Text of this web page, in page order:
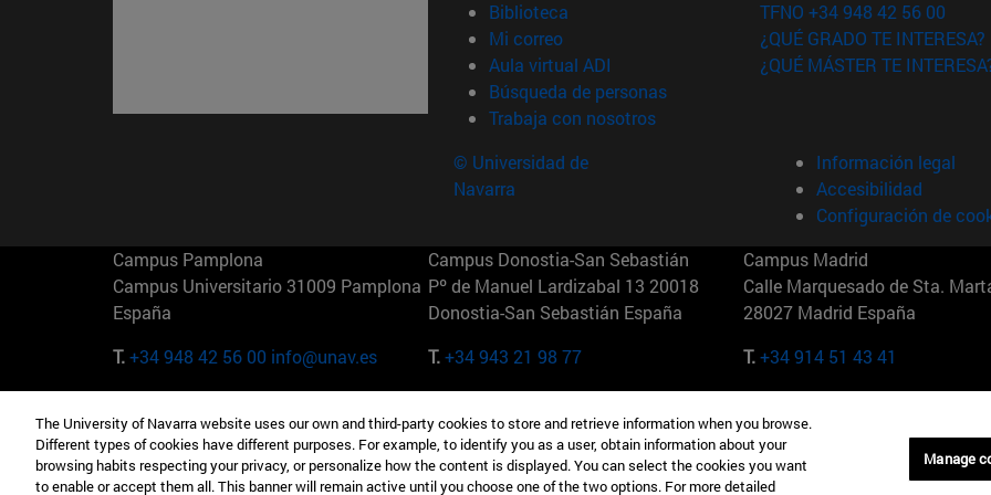
Biblioteca (abre en nueva ventana)
Mi correo(abre en nueva ventana)
Aula virtual ADI (abre en nueva ventana)
Búsqueda de personas(abre en nueva ventana)
Trabaja con nosotros(abre en nueva ventana)
TFNO +34 948 42 56 00
¿QUÉ GRADO TE INTERESA?
¿QUÉ MÁSTER TE
© Universidad de
Navarra
Información legal
Accesibilidad
Configuración de
Campus Pamplona
Campus Universitario 31009 Pamplona
España
T.+34 948 42 56 00 info@unav.es
Campus Donostia-San Sebastián
Pº de Manuel Lardizabal 13 20018
Donostia-San Sebastián España
T.+34 943 21 98 77
Campus Madrid
Calle Marquesado de Sta.
28027 Madrid España
T.+34 914 51 43 41
Camino del Cerro Águila 3 28023
Madrid España
165 W 57th St 10019-2201 Nueva York
EE.UU
Maria-Theresia-Straße 15
Múnich Alemania
The University of Navarra website uses our own and third-party cookies to store and retrieve information when you browse.
Different types of cookies have different purposes. For example, to identify you as a user, obtain information about your
browsing habits respecting your privacy, or personalize how the content is displayed. You can select the cookies you want
to enable or accept them all. This banner will remain active until you choose one of the two options. For more detailed
Manage